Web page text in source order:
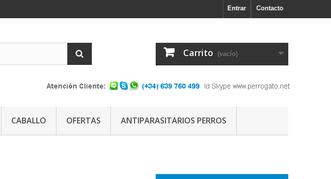
Contacto
Entrar
Carrito (vacío)
CABALLO OFERTAS ANTIPARASITARIOS PERROS